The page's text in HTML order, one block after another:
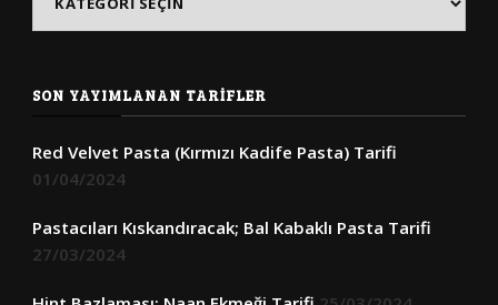
SON YAYIMLANAN TARIFLER
Red Velvet Pasta (Kırmızı Kadife Pasta) Tarifi
01/04/2024
Pastacıları Kıskandıracak; Bal Kabaklı Pasta Tarifi
27/03/2024